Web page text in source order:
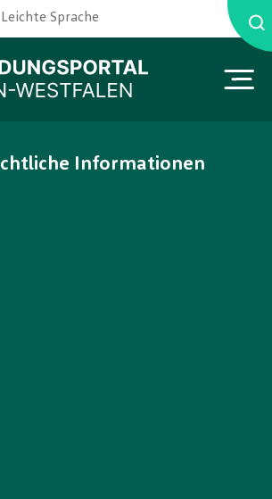
Leichte Sprache
Informationen